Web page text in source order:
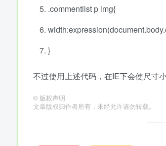
.commentlist p img{
width
}
不过使用上述代码，在IE下会使尺寸
© 版权声明
文章版权归作者所有，未经允许请勿转载。